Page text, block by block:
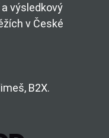
výsledkový
v České
B2X.